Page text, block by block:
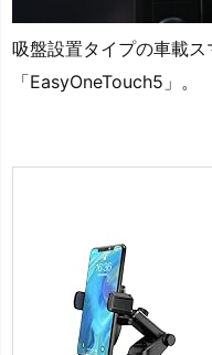
吸盤設置タイプの車載ス
「EasyOneTouch5」。